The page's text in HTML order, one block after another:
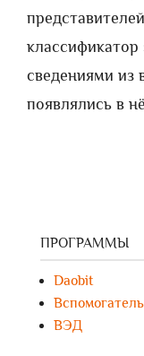
классификатор
сведениями из
появлялись в
ПРОГРАММЫ
Daobit
ВЭД